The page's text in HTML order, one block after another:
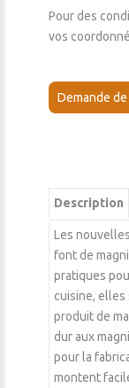
Pour des
vos
Demande
Description
Les
font de
pratiques
cuisine, elles
produit de
dur aux
pour la
montent